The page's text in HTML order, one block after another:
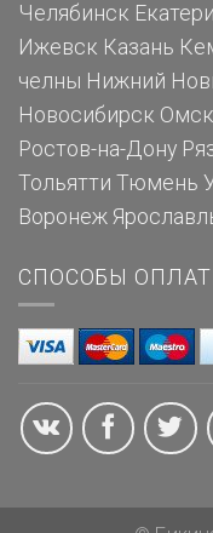
Челябинск
Ижевск Казань
челны Нижний
Новосибирск Омск
Ростов-на-Дону
Тольятти Тюмень
Воронеж
СПОСОБЫ